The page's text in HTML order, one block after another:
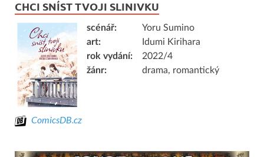
CHCI SNÍST TVOJI SLINIVKU
scénář:
Yoru Sumino
art:
Idumi Kirihara
rok vydání:
2022/4
žánr:
drama, romantický
ComicsDB.cz